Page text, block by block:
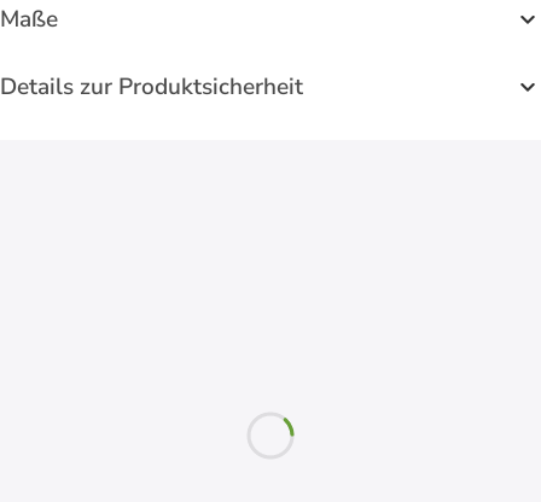
Maße
Details zur Produktsicherheit